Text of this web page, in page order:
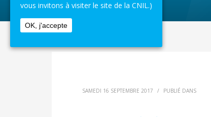
SAMEDI 16 SEPTEMBRE 2017 / PUBLIÉ DANS
vous invitons à visiter le site de la CNIL.)
OK, j'accepte